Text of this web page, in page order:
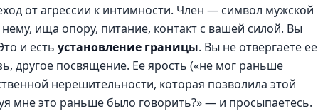
от агрессии к интимности. Член — символ мужской
ища опору, питание, контакт с вашей силой. Вы
и есть установление границы. Вы не отвергаете ее
другое посвящение. Ее ярость («не мог раньше
нерешительности, которая позволила этой
мне это раньше было говорить?» — и просыпаетесь.